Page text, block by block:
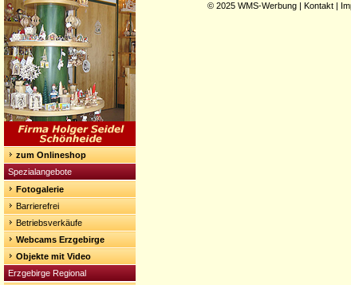
zum Onlineshop
Spezialangebote
Fotogalerie
Barrierefrei
Betriebsverkäufe
Webcams Erzgebirge
Objekte mit Video
Erzgebirge Regional
© 2025 WMS-Werbung | Kontakt |